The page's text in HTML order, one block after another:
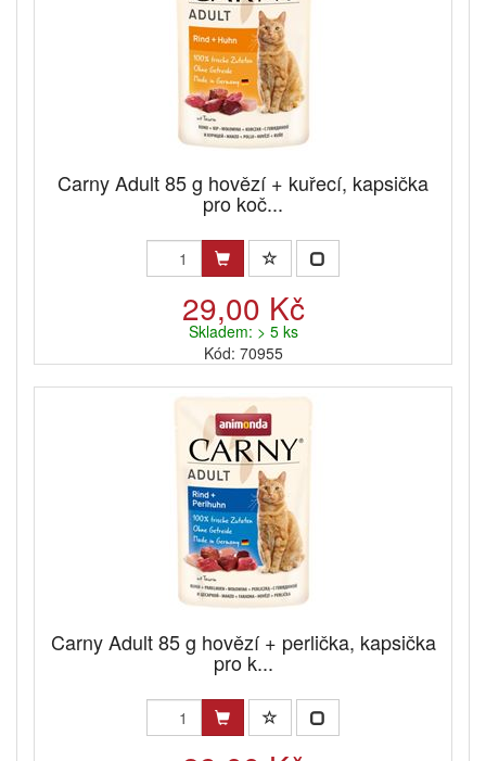
Carny Adult 85 g hovězí + kuřecí, kapsička
pro koč...
29,00 Kč
Skladem: > 5 ks
Kód: 70955
Carny Adult 85 g hovězí + perlička, kapsička
pro k...